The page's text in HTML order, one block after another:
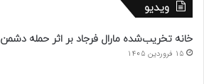
ویدیو
خانه تخریب‌شده مارال فرجاد بر اثر حمله دشمن
15 فروردین 1405